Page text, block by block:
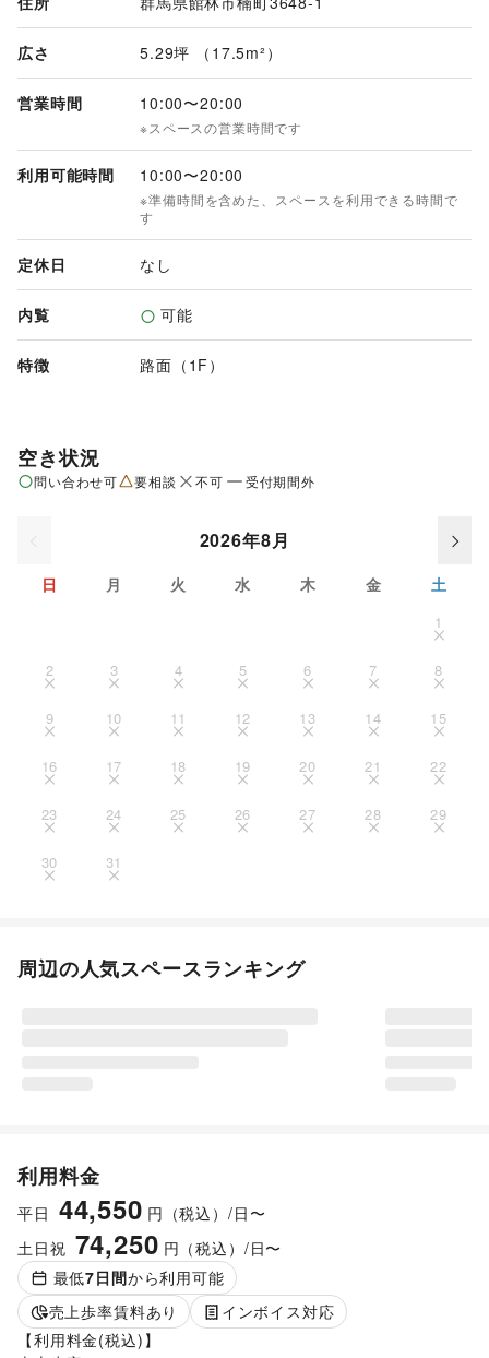
広さ 5.29坪 （17.5m²）
営業時間 10:00〜20:00
※スペースの営業時間です
利用可能時間 10:00〜20:00
※準備時間を含めた、スペースを利用できる時間で
す
定休日 なし
内覧 可能
特徴 路面（1F）
空き状況
問い合わせ可 要相談 不可 受付期間外
2026年8月
日 月 火 水 木 金 土
1
2 3 4 5 6 7 8
9 10 11 12 13 14 15
16 17 18 19 20 21 22
23 24 25 26 27 28 29
30 31
周辺の人気スペースランキング
利用料金
平日 44,550 円（税込）/日〜
土日祝 74,250 円（税込）/日〜
最低7日間から利用可能
売上歩率賃料あり
インボイス対応
【利用料金(税込)】